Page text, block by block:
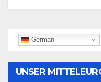
German
UNSER